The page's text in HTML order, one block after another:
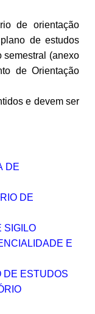
de orientação
de estudos
semestral (anexo
de Orientação
e devem ser
DE
DE
SIGILO
E
DE ESTUDOS